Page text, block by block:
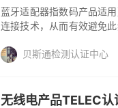
蓝牙适配器指数码产品适
连接技术，从而有效避免
品想要上架国...
贝斯通检测认证中心
无线电产品TELEC